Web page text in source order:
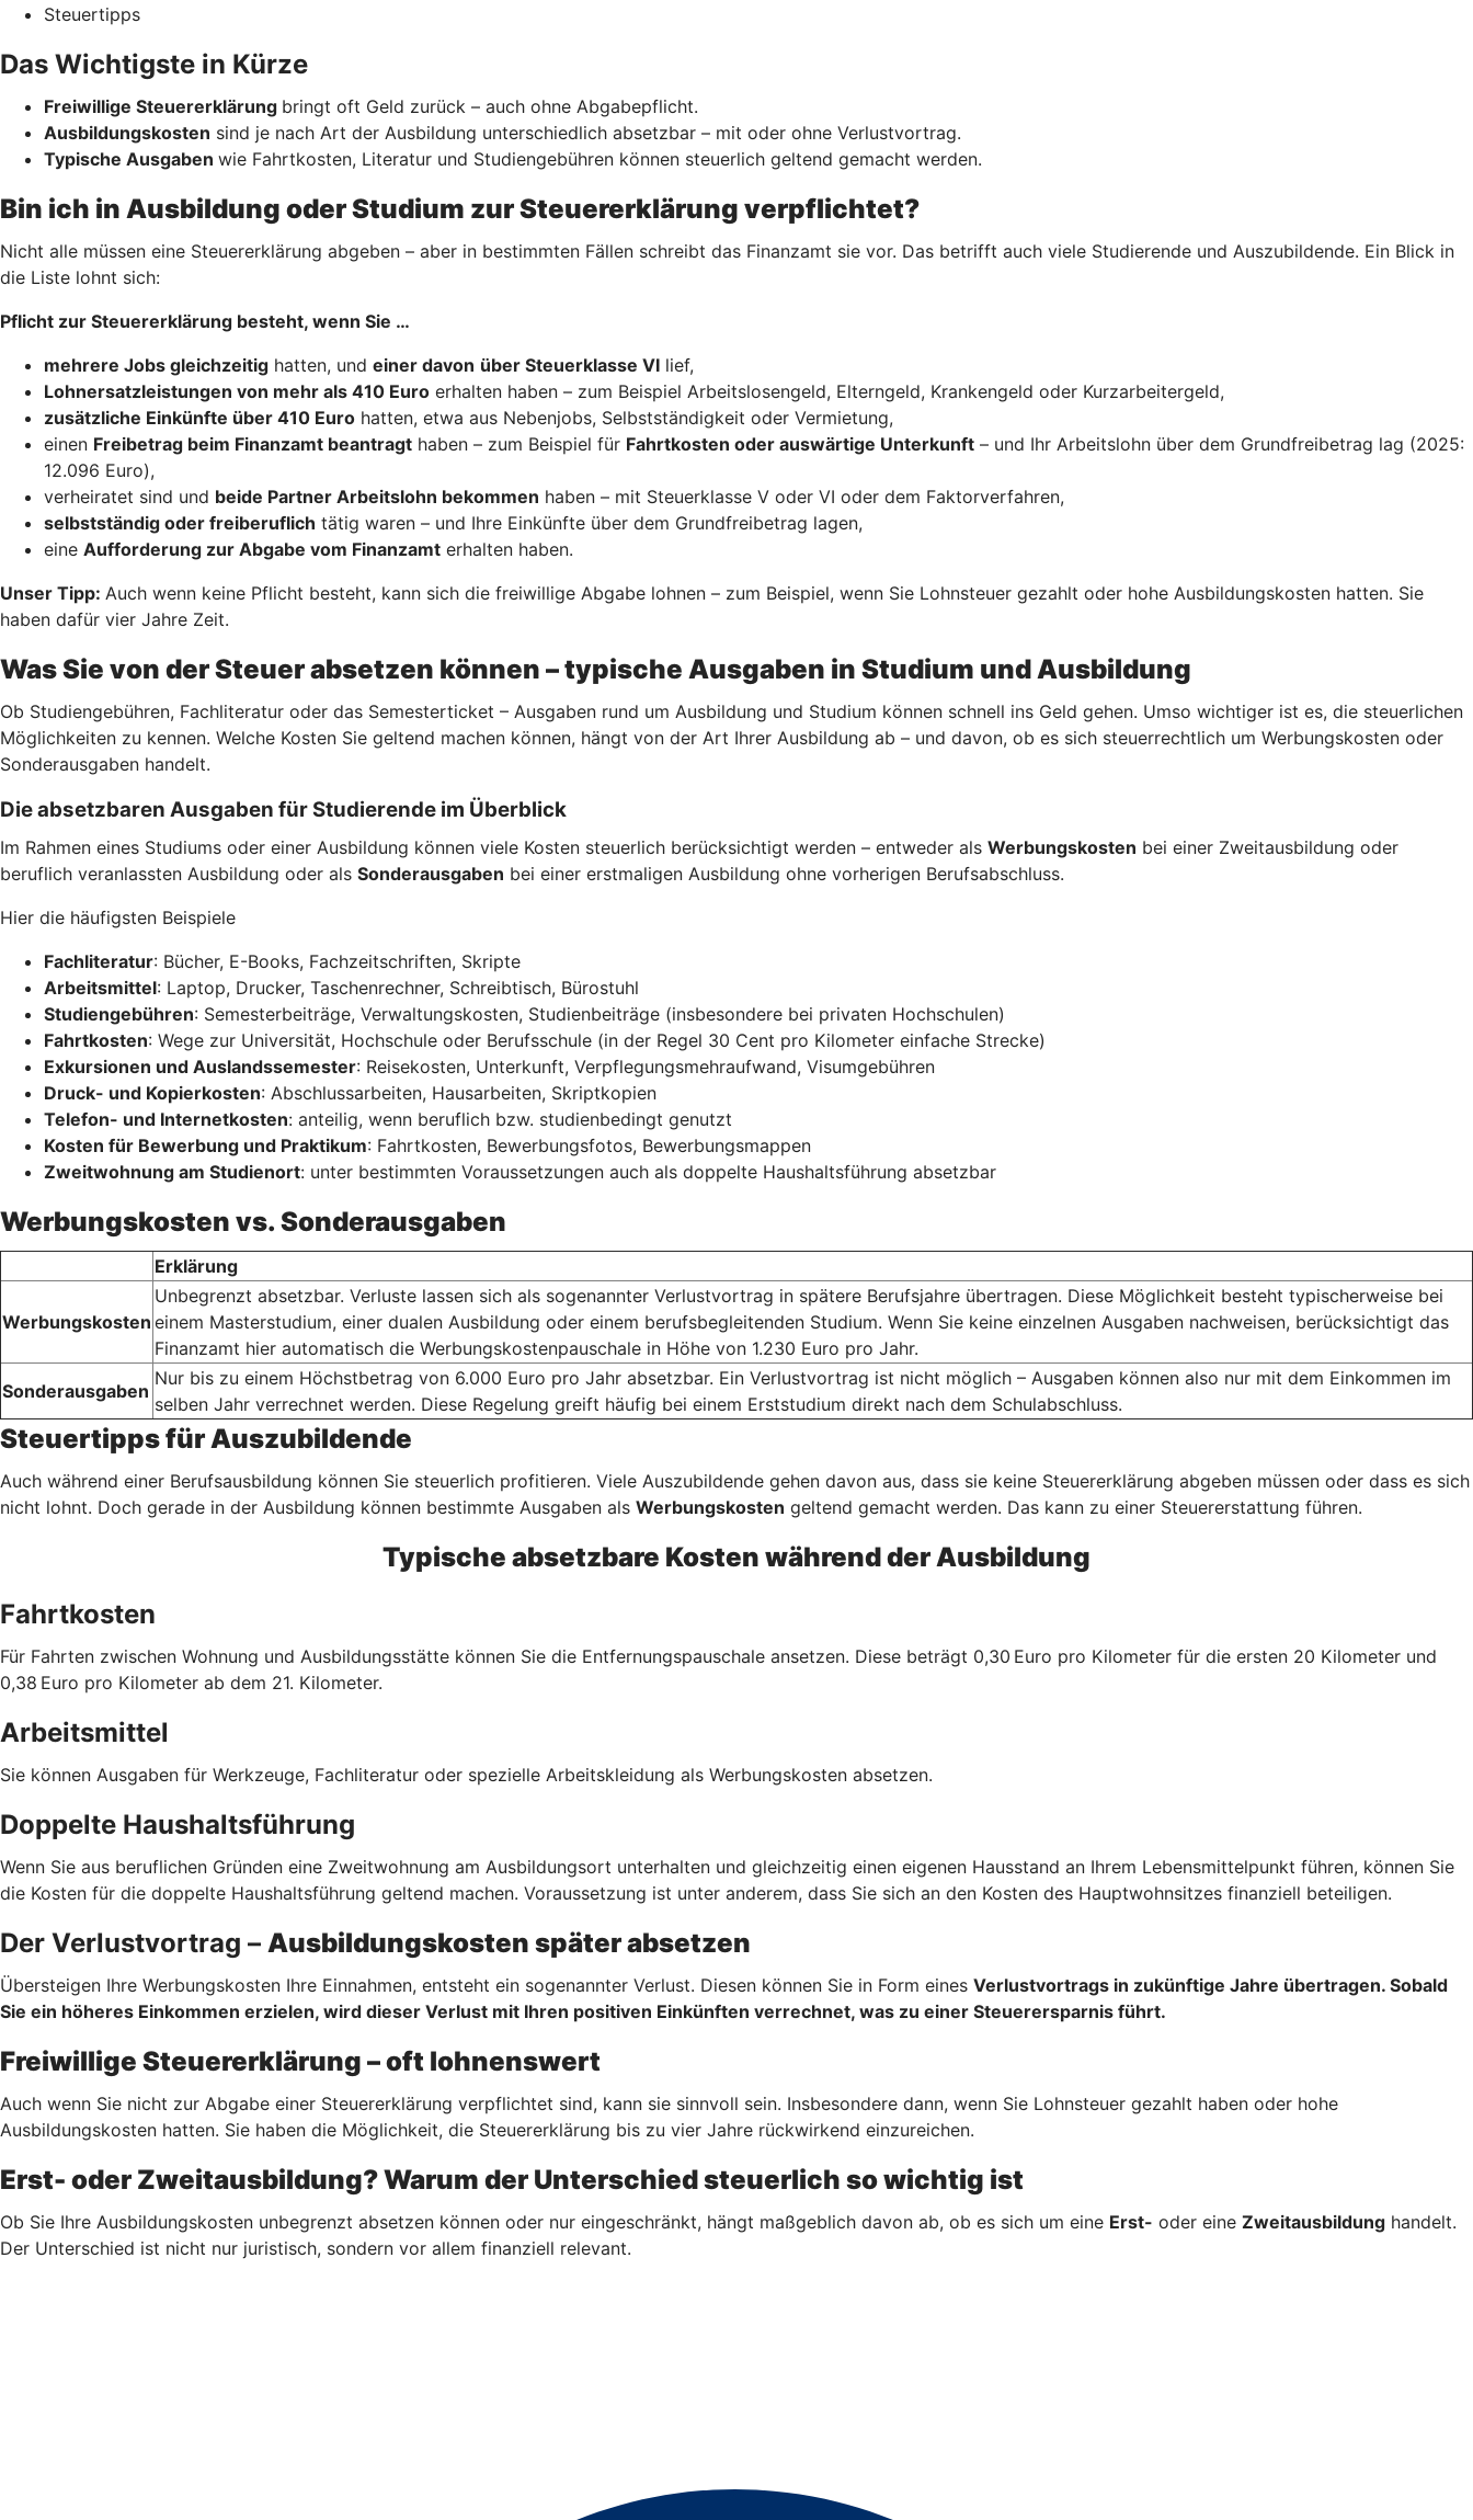
Steuertipps
Das Wichtigste in Kürze
Freiwillige Steuererklärung bringt oft Geld zurück – auch ohne Abgabepflicht.
Ausbildungskosten sind je nach Art der Ausbildung unterschiedlich absetzbar – mit oder ohne Verlustvortrag.
Typische Ausgaben wie Fahrtkosten, Literatur und Studiengebühren können steuerlich geltend gemacht werden.
Bin ich in Ausbildung oder Studium zur Steuererklärung verpflichtet?
Nicht alle müssen eine Steuererklärung abgeben – aber in bestimmten Fällen schreibt das Finanzamt sie vor. Das betrifft auch viele Studierende und Auszubildende. Ein Blick in
die Liste lohnt sich:
Pflicht zur Steuererklärung besteht, wenn Sie …
mehrere Jobs gleichzeitig hatten, und einer davon über Steuerklasse VI lief,
Lohnersatzleistungen von mehr als 410 Euro erhalten haben – zum Beispiel Arbeitslosengeld, Elterngeld, Krankengeld oder Kurzarbeitergeld,
zusätzliche Einkünfte über 410 Euro hatten, etwa aus Nebenjobs, Selbstständigkeit oder Vermietung,
einen Freibetrag beim Finanzamt beantragt haben – zum Beispiel für Fahrtkosten oder auswärtige Unterkunft – und Ihr Arbeitslohn über dem Grundfreibetrag lag (2025:
12.096 Euro),
verheiratet sind und beide Partner Arbeitslohn bekommen haben – mit Steuerklasse V oder VI oder dem Faktorverfahren,
selbstständig oder freiberuflich tätig waren – und Ihre Einkünfte über dem Grundfreibetrag lagen,
eine Aufforderung zur Abgabe vom Finanzamt erhalten haben.
Unser Tipp: Auch wenn keine Pflicht besteht, kann sich die freiwillige Abgabe lohnen – zum Beispiel, wenn Sie Lohnsteuer gezahlt oder hohe Ausbildungskosten hatten. Sie
haben dafür vier Jahre Zeit.
Was Sie von der Steuer absetzen können – typische Ausgaben in Studium und Ausbildung
Ob Studiengebühren, Fachliteratur oder das Semesterticket – Ausgaben rund um Ausbildung und Studium können schnell ins Geld gehen. Umso wichtiger ist es, die steuerlichen
Möglichkeiten zu kennen. Welche Kosten Sie geltend machen können, hängt von der Art Ihrer Ausbildung ab – und davon, ob es sich steuerrechtlich um Werbungskosten oder
Sonderausgaben handelt.
Die absetzbaren Ausgaben für Studierende im Überblick
Im Rahmen eines Studiums oder einer Ausbildung können viele Kosten steuerlich berücksichtigt werden – entweder als Werbungskosten bei einer Zweitausbildung oder
beruflich veranlassten Ausbildung oder als Sonderausgaben bei einer erstmaligen Ausbildung ohne vorherigen Berufsabschluss.
Hier die häufigsten Beispiele
Fachliteratur: Bücher, E-Books, Fachzeitschriften, Skripte
Arbeitsmittel: Laptop, Drucker, Taschenrechner, Schreibtisch, Bürostuhl
Studiengebühren: Semesterbeiträge, Verwaltungskosten, Studienbeiträge (insbesondere bei privaten Hochschulen)
Fahrtkosten: Wege zur Universität, Hochschule oder Berufsschule (in der Regel 30 Cent pro Kilometer einfache Strecke)
Exkursionen und Auslandssemester: Reisekosten, Unterkunft, Verpflegungsmehraufwand, Visumgebühren
Druck- und Kopierkosten: Abschlussarbeiten, Hausarbeiten, Skriptkopien
Telefon- und Internetkosten: anteilig, wenn beruflich bzw. studienbedingt genutzt
Kosten für Bewerbung und Praktikum: Fahrtkosten, Bewerbungsfotos, Bewerbungsmappen
Zweitwohnung am Studienort: unter bestimmten Voraussetzungen auch als doppelte Haushaltsführung absetzbar
Werbungskosten vs. Sonderausgaben
Erklärung
Werbungskosten
Unbegrenzt absetzbar. Verluste lassen sich als sogenannter Verlustvortrag in spätere Berufsjahre übertragen. Diese Möglichkeit besteht typischerweise bei
einem Masterstudium, einer dualen Ausbildung oder einem berufsbegleitenden Studium. Wenn Sie keine einzelnen Ausgaben nachweisen, berücksichtigt das
Finanzamt hier automatisch die Werbungskostenpauschale in Höhe von 1.230 Euro pro Jahr.
Sonderausgaben
Nur bis zu einem Höchstbetrag von 6.000 Euro pro Jahr absetzbar. Ein Verlustvortrag ist nicht möglich – Ausgaben können also nur mit dem Einkommen im
selben Jahr verrechnet werden. Diese Regelung greift häufig bei einem Erststudium direkt nach dem Schulabschluss.
Steuertipps für Auszubildende
Auch während einer Berufsausbildung können Sie steuerlich profitieren. Viele Auszubildende gehen davon aus, dass sie keine Steuererklärung abgeben müssen oder dass es sich
nicht lohnt. Doch gerade in der Ausbildung können bestimmte Ausgaben als Werbungskosten geltend gemacht werden. Das kann zu einer Steuererstattung führen.
Typische absetzbare Kosten während der Ausbildung
Fahrtkosten
Für Fahrten zwischen Wohnung und Ausbildungsstätte können Sie die Entfernungspauschale ansetzen. Diese beträgt 0,30 Euro pro Kilometer für die ersten 20 Kilometer und
0,38 Euro pro Kilometer ab dem 21. Kilometer.
Arbeitsmittel
Sie können Ausgaben für Werkzeuge, Fachliteratur oder spezielle Arbeitskleidung als Werbungskosten absetzen.
Doppelte Haushaltsführung
Wenn Sie aus beruflichen Gründen eine Zweitwohnung am Ausbildungsort unterhalten und gleichzeitig einen eigenen Hausstand an Ihrem Lebensmittelpunkt führen, können Sie
die Kosten für die doppelte Haushaltsführung geltend machen. Voraussetzung ist unter anderem, dass Sie sich an den Kosten des Hauptwohnsitzes finanziell beteiligen.
Der Verlustvortrag – Ausbildungskosten später absetzen
Übersteigen Ihre Werbungskosten Ihre Einnahmen, entsteht ein sogenannter Verlust. Diesen können Sie in Form eines Verlustvortrags in zukünftige Jahre übertragen. Sobald
Sie ein höheres Einkommen erzielen, wird dieser Verlust mit Ihren positiven Einkünften verrechnet, was zu einer Steuerersparnis führt.
Freiwillige Steuererklärung – oft lohnenswert
Auch wenn Sie nicht zur Abgabe einer Steuererklärung verpflichtet sind, kann sie sinnvoll sein. Insbesondere dann, wenn Sie Lohnsteuer gezahlt haben oder hohe
Ausbildungskosten hatten. Sie haben die Möglichkeit, die Steuererklärung bis zu vier Jahre rückwirkend einzureichen.
Erst- oder Zweitausbildung? Warum der Unterschied steuerlich so wichtig ist
Ob Sie Ihre Ausbildungskosten unbegrenzt absetzen können oder nur eingeschränkt, hängt maßgeblich davon ab, ob es sich um eine Erst- oder eine Zweitausbildung handelt.
Der Unterschied ist nicht nur juristisch, sondern vor allem finanziell relevant.